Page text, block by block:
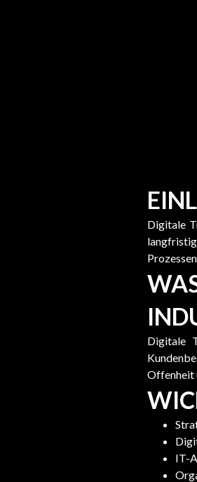
Digitale
Digitale
Offenheit
IT-